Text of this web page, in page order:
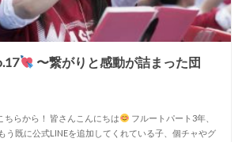
〜繋がりと感動が詰まった団
ちらから！ 皆さんこんにちは
フルートパート3年、
う既に公式LINEを追加してくれている子、個チャやグ